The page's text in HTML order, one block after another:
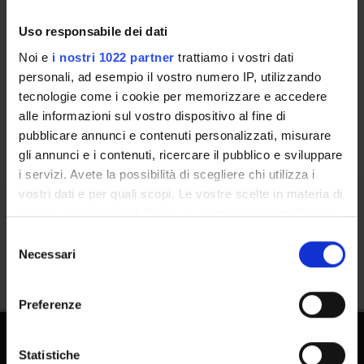
Uso responsabile dei dati
Noi e i nostri 1022 partner trattiamo i vostri dati
personali, ad esempio il vostro numero IP, utilizzando
tecnologie come i cookie per memorizzare e accedere
alle informazioni sul vostro dispositivo al fine di
pubblicare annunci e contenuti personalizzati, misurare
gli annunci e i contenuti, ricercare il pubblico e sviluppare
i servizi. Avete la possibilità di scegliere chi utilizza i
vostri dati e per quali scopi. Le vostre scelte in materia di
privacy sono applicabili solo su questa proprietà digitale
modificare o revocare il proprio consenso in qualsiasi
momento dalla Dichiarazione sui cookie o facendo clic
raccogliere informazioni sulla tua posizione
delNecessari
Preferenze
Statistiche
Persone
Luoghi
Calendario
Condividi